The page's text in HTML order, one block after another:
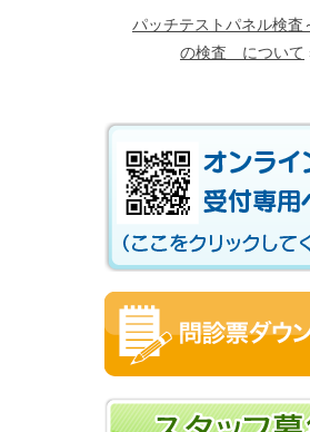
パッチテストパネル検査
の検査 について